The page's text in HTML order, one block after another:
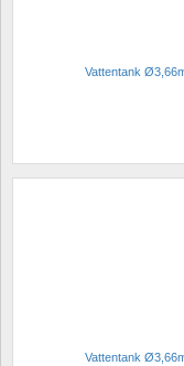
Vattentank
Vattentank